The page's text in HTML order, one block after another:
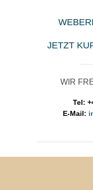
JETZT
WIR
Tel:
E-Mail: